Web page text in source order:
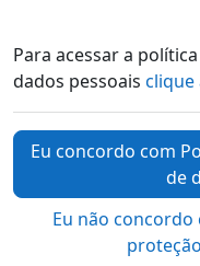
Para acessar a
dados pessoais clique
Eu concordo com
de
Eu não